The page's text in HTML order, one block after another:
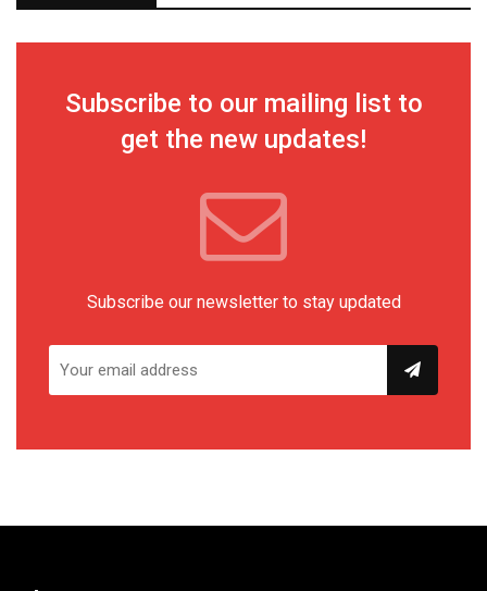
Subscribe to our mailing list to
get the new updates!
Subscribe our newsletter to stay updated